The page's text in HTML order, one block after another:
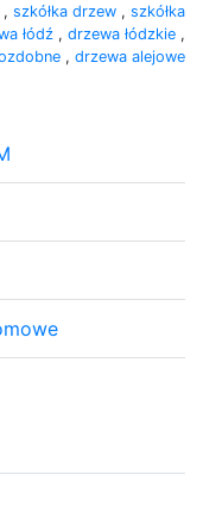
, szkółka drzew , szkółka
łódź , drzewa łódzkie ,
, drzewa alejowe